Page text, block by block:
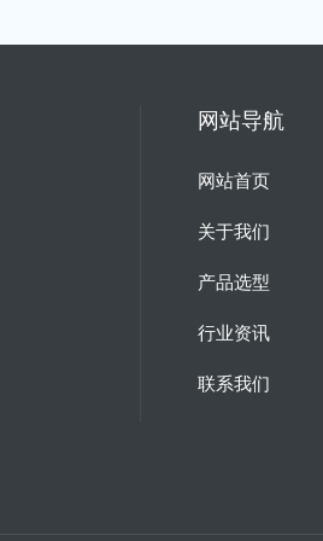
网站导航
网站首页
关于我们
产品选型
行业资讯
联系我们